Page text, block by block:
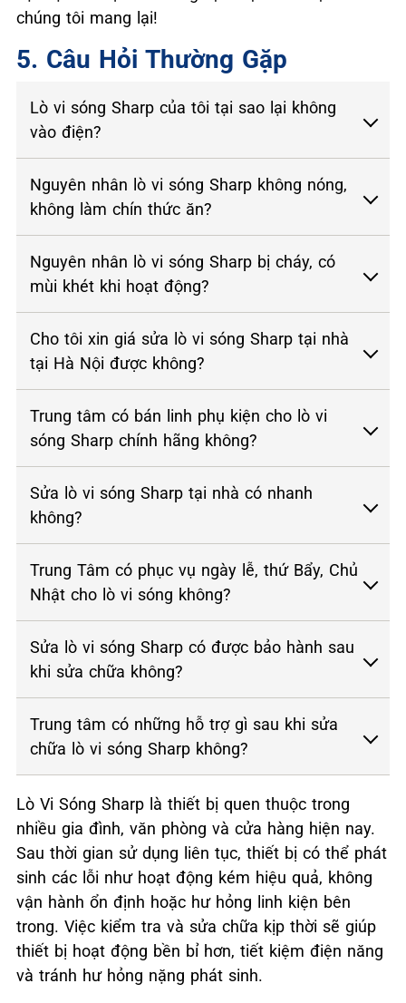
chúng tôi mang lại!
5. Câu Hỏi Thường Gặp
Lò vi sóng Sharp của tôi tại sao lại không
vào điện?
Nguyên nhân lò vi sóng Sharp không nóng,
không làm chín thức ăn?
Nguyên nhân lò vi sóng Sharp bị cháy, có
mùi khét khi hoạt động?
Cho tôi xin giá sửa lò vi sóng Sharp tại nhà
tại Hà Nội được không?
Trung tâm có bán linh phụ kiện cho lò vi
sóng Sharp chính hãng không?
Sửa lò vi sóng Sharp tại nhà có nhanh
không?
Trung Tâm có phục vụ ngày lễ, thứ Bẩy, Chủ
Nhật cho lò vi sóng không?
Sửa lò vi sóng Sharp có được bảo hành sau
khi sửa chữa không?
Trung tâm có những hỗ trợ gì sau khi sửa
chữa lò vi sóng Sharp không?
Lò Vi Sóng Sharp là thiết bị quen thuộc trong
nhiều gia đình, văn phòng và cửa hàng hiện nay.
Sau thời gian sử dụng liên tục, thiết bị có thể phát
sinh các lỗi như hoạt động kém hiệu quả, không
vận hành ổn định hoặc hư hỏng linh kiện bên
trong. Việc kiểm tra và sửa chữa kịp thời sẽ giúp
thiết bị hoạt động bền bỉ hơn, tiết kiệm điện năng
và tránh hư hỏng nặng phát sinh.